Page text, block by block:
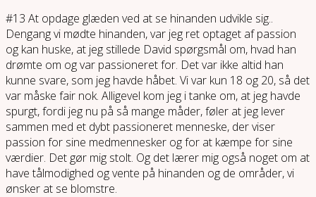
#13 At opdage glæden ved at se hinanden udvikle sig..
Dengang vi mødte hinanden, var jeg ret optaget af passion
og kan huske, at jeg stillede David spørgsmål om, hvad han
drømte om og var passioneret for. Det var ikke altid han
kunne svare, som jeg havde håbet. Vi var kun 18 og 20, så det
var måske fair nok. Alligevel kom jeg i tanke om, at jeg havde
spurgt, fordi jeg nu på så mange måder, føler at jeg lever
sammen med et dybt passioneret menneske, der viser
passion for sine medmennesker og for at kæmpe for sine
værdier. Det gør mig stolt. Og det lærer mig også noget om at
have tålmodighed og vente på hinanden og de områder, vi
ønsker at se blomstre.